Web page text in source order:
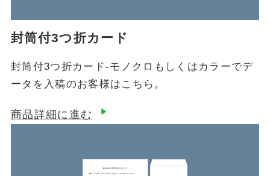
封筒付3つ折カード
封筒付3つ折カード-モノクロもしくはカラーでデ
ータを入稿のお客様はこちら。
商品詳細に進む